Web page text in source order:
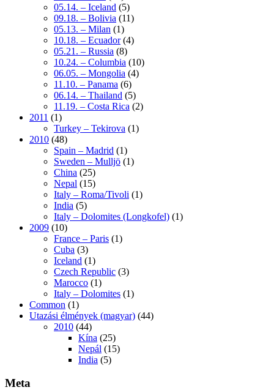
05.14. – Iceland (5)
09.18. – Bolivia (11)
05.13. – Milan (1)
10.18. – Ecuador(4)
05.21. – Russia (8)
10.24. – Columbia (10)
06.05. – Mongolia (4)
11.10. – Panama (6)
06.14. – Thailand (5)
11.19. – Costa Rica (2)
2011 (1)
Turkey – Tekirova (1)
2010 (48)
Spain – Madrid (1)
Sweden – Mulljö (1)
China (25)
Nepal (15)
Italy – Roma/Tivoli (1)
India (5)
Italy – Dolomites (Longkofel) (1)
2009 (10)
France – Paris (1)
Cuba (3)
Iceland (1)
Czech Republic (3)
Marocco (1)
Italy – Dolomites (1)
Common (1)
Utazási élmények (magyar) (44)
2010 (44)
Kína (25)
Nepál (15)
India (5)
Meta